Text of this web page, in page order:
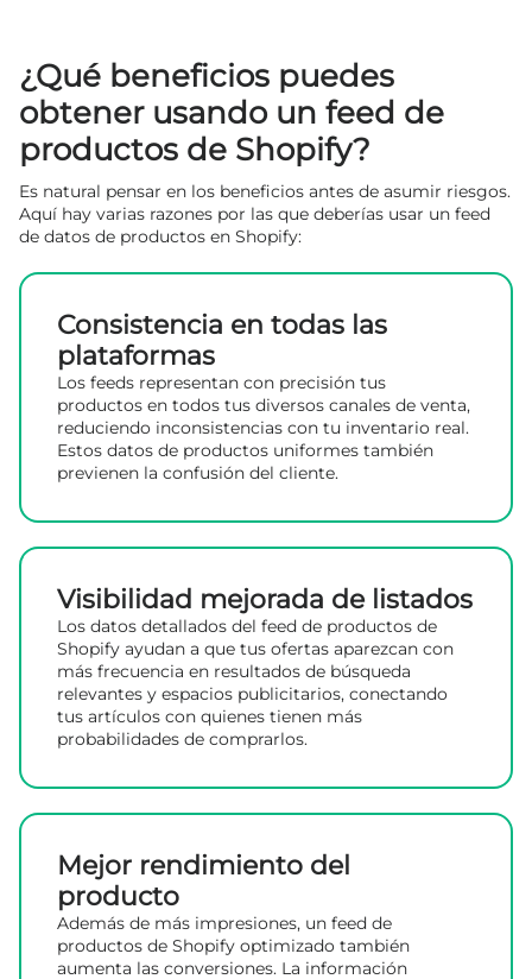
¿Qué beneficios puedes
obtener usando un feed de
productos de Shopify?
Es natural pensar en los beneficios antes de asumir riesgos.
Aquí hay varias razones por las que deberías usar un feed
de datos de productos en Shopify:
Consistencia en todas las
plataformas
Los feeds representan con precisión tus
productos en todos tus diversos canales de venta,
reduciendo inconsistencias con tu inventario real.
Estos datos de productos uniformes también
previenen la confusión del cliente.
Visibilidad mejorada de listados
Los datos detallados del feed de productos de
Shopify ayudan a que tus ofertas aparezcan con
más frecuencia en resultados de búsqueda
relevantes y espacios publicitarios, conectando
tus artículos con quienes tienen más
probabilidades de comprarlos.
Mejor rendimiento del
producto
Además de más impresiones, un feed de
productos de Shopify optimizado también
aumenta las conversiones. La información